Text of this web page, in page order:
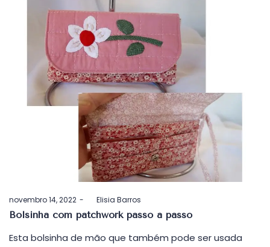
Postado
em
novembro 14, 2022 byElisia Barros
Bolsinha com patchwork passo a passo
Esta bolsinha de mão que também pode ser usada